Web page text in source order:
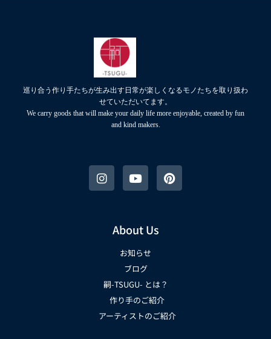
巡り合う作り手たちが生み出す日常が楽しくなるモノたちを取り扱わ
せていただいてます。
We carry goods that will make your daily life more enjoyable, created by fun
and kind makers.
About Us
お知らせ
ブログ
嗣-TSUGU- とは？
作り手のご紹介
アーティストのご紹介